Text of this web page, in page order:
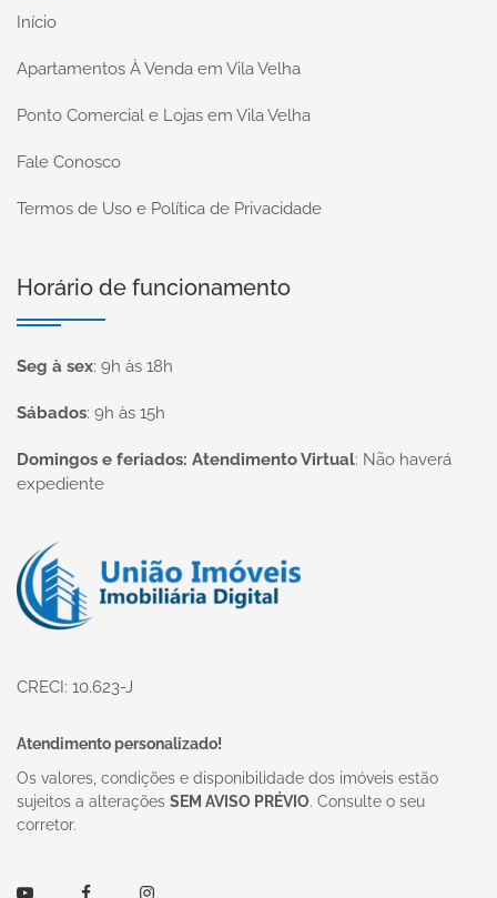
Início
Apartamentos À Venda em Vila Velha
Ponto Comercial e Lojas em Vila Velha
Fale Conosco
Termos de Uso e Política de Privacidade
Horário de funcionamento
Seg à sex: 9h às 18h
Sábados: 9h às 15h
Domingos e feriados: Atendimento Virtual: Não haverá
expediente
Página inicial
CRECI: 10.623-J
Atendimento personalizado!
Os valores, condições e disponibilidade dos imóveis estão
sujeitos a alterações SEM AVISO PRÉVIO. Consulte o seu
corretor.
Youtube FacebookInstagram